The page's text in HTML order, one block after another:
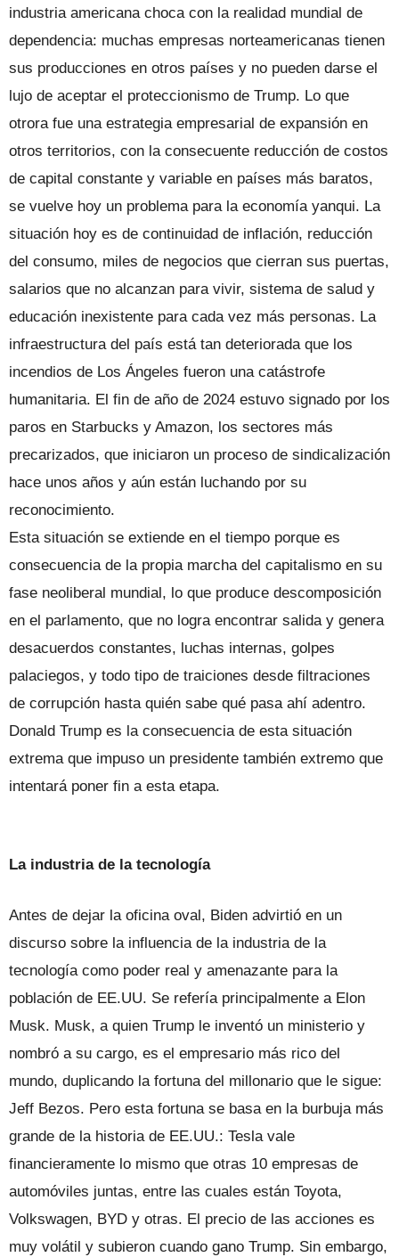
industria americana choca con la realidad mundial de
dependencia: muchas empresas norteamericanas tienen
sus producciones en otros países y no pueden darse el
lujo de aceptar el proteccionismo de Trump. Lo que
otrora fue una estrategia empresarial de expansión en
otros territorios, con la consecuente reducción de costos
de capital constante y variable en países más baratos,
se vuelve hoy un problema para la economía yanqui. La
situación hoy es de continuidad de inflación, reducción
del consumo, miles de negocios que cierran sus puertas,
salarios que no alcanzan para vivir, sistema de salud y
educación inexistente para cada vez más personas. La
infraestructura del país está tan deteriorada que los
incendios de Los Ángeles fueron una catástrofe
humanitaria. El fin de año de 2024 estuvo signado por los
paros en Starbucks y Amazon, los sectores más
precarizados, que iniciaron un proceso de sindicalización
hace unos años y aún están luchando por su
reconocimiento.
Esta situación se extiende en el tiempo porque es
consecuencia de la propia marcha del capitalismo en su
fase neoliberal mundial, lo que produce descomposición
en el parlamento, que no logra encontrar salida y genera
desacuerdos constantes, luchas internas, golpes
palaciegos, y todo tipo de traiciones desde filtraciones
de corrupción hasta quién sabe qué pasa ahí adentro.
Donald Trump es la consecuencia de esta situación
extrema que impuso un presidente también extremo que
intentará poner fin a esta etapa.
La industria de la tecnología
Antes de dejar la oficina oval, Biden advirtió en un
discurso sobre la influencia de la industria de la
tecnología como poder real y amenazante para la
población de EE.UU. Se refería principalmente a Elon
Musk. Musk, a quien Trump le inventó un ministerio y
nombró a su cargo, es el empresario más rico del
mundo, duplicando la fortuna del millonario que le sigue:
Jeff Bezos. Pero esta fortuna se basa en la burbuja más
grande de la historia de EE.UU.: Tesla vale
financieramente lo mismo que otras 10 empresas de
automóviles juntas, entre las cuales están Toyota,
Volkswagen, BYD y otras. El precio de las acciones es
muy volátil y subieron cuando gano Trump. Sin embargo,